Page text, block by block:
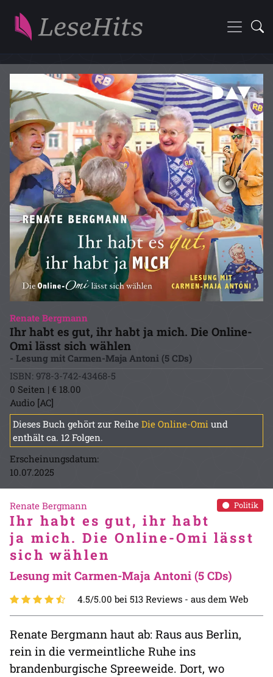
Renate Bergmann
Ihr habt es gut, ihr habt ja mich. Die Online-
Omi lässt sich wählen
- Lesung mit Carmen-Maja Antoni (5 CDs)
ISBN: 978-3-742-43468-5
0 Seiten | € 18.00
Audio [AC]
Dieses Buch gehört zur Reihe Die Online-Omi und
enthält ca. 12 Folgen.
Erscheinungsdatum:
10.07.2025
Politik
Renate Bergmann
Ihr habt es gut, ihr habt
ja mich. Die Online-Omi lässt
sich wählen
Lesung mit Carmen-Maja Antoni (5 CDs)
4.5/5.00 bei 513 Reviews - aus dem Web
Renate Bergmann haut ab: Raus aus Berlin,
rein in die vermeintliche Ruhe ins
brandenburgische Spreeweide. Dort, wo